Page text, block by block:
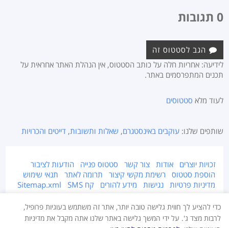
0 תגובות
הגב לסטטוס זה
לידיעה: אחריות חלה על כותב הסטטוס, אין הנהלת האתר אחראית על
תכנים המתפרסמים באתר.
לעוד מלא סטטוסים
שותפים שלנו:עוקבים באינסטגרם, שאלות ותשובות, דייטים והכרויות
זכויות יוצרים אודות צור קשר סטטוס פנייה
הודעות לציבור
הוספת סטטוס
רשימת מקשי קיצור תרומה לאתר
תנאי שימוש
מדיניות פרטיות
נגישות מידע להורים קח SMS Sitemap.xml
אתר זה מוגן על ידי זכויות יוצרים © 2015-2026 Takestatus.net.
אין צוות האתר אחראי על התוכן המפורסם באתר, במידה ויש חומר לא ראוי ו/או
מוגן בזכויות יוצרים - יש לדווח מייד בעמוד צור קשר.
כדי להציע לך חווית גלישה טובה יותר, אתר זה משתמש בעוגיות פרופיל,
לרבות מצד ג'. על ידי המשך גלישה באתר שלנו אתה מקבל את מדיניות